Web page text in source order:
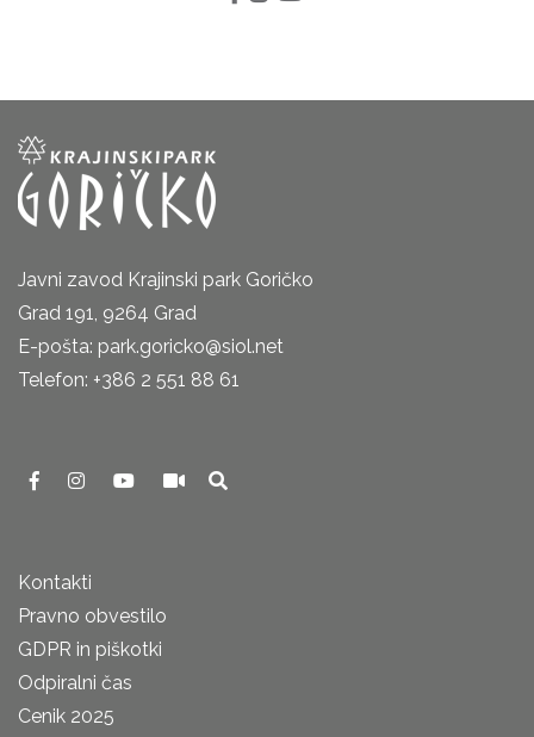
Javni zavod Krajinski park Goričko
Grad 191, 9264 Grad
E-pošta: park.goricko@siol.net
Telefon: +386 2 551 88 61
Kontakti
Pravno obvestilo
GDPR in piškotki
Odpiralni čas
Cenik 2025